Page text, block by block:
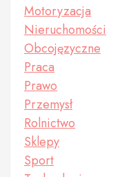
Motoryzacja
Nieruchomości
Obcojęzyczne
Praca
Prawo
Przemysł
Rolnictwo
Sklepy
Sport